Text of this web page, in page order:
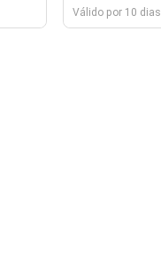
Válido por 10 dias